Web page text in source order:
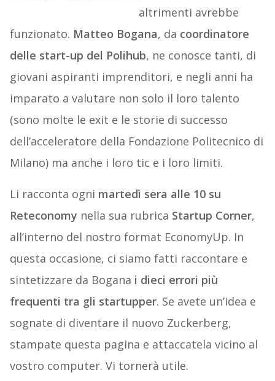
altrimenti avrebbe
funzionato. Matteo Bogana, da coordinatore
delle start-up del Polihub, ne conosce tanti, di
giovani aspiranti imprenditori, e negli anni ha
imparato a valutare non solo il loro talento
(sono molte le exit e le storie di successo
dell’acceleratore della Fondazione Politecnico di
Milano) ma anche i loro tic e i loro limiti.
Li racconta ogni martedì sera alle 10 su
Reteconomy nella sua rubrica Startup Corner,
all’interno del nostro format EconomyUp. In
questa occasione, ci siamo fatti raccontare e
sintetizzare da Bogana i dieci errori più
frequenti tra gli startupper. Se avete un’idea e
sognate di diventare il nuovo Zuckerberg,
stampate questa pagina e attaccatela vicino al
vostro computer. Vi tornerà utile.